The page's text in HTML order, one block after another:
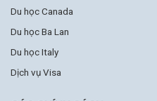
Du học Canada
Du học Ba Lan
Du học Italy
Dịch vụ Visa